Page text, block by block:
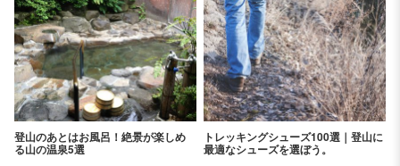
登山のあとはお風呂！絶景が楽しめ
る山の温泉5選
トレッキングシューズ100選｜登山に
最適なシューズを選ぼう。